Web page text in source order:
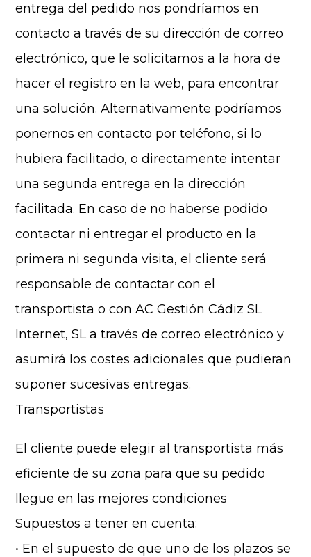
entrega del pedido nos pondríamos en
contacto a través de su dirección de correo
electrónico, que le solicitamos a la hora de
hacer el registro en la web, para encontrar
una solución. Alternativamente podríamos
ponernos en contacto por teléfono, si lo
hubiera facilitado, o directamente intentar
una segunda entrega en la dirección
facilitada. En caso de no haberse podido
contactar ni entregar el producto en la
primera ni segunda visita, el cliente será
responsable de contactar con el
transportista o con AC Gestión Cádiz SL
Internet, SL a través de correo electrónico y
asumirá los costes adicionales que pudieran
suponer sucesivas entregas.
Transportistas
El cliente puede elegir al transportista más
eficiente de su zona para que su pedido
llegue en las mejores condiciones
Supuestos a tener en cuenta:
• En el supuesto de que uno de los plazos se